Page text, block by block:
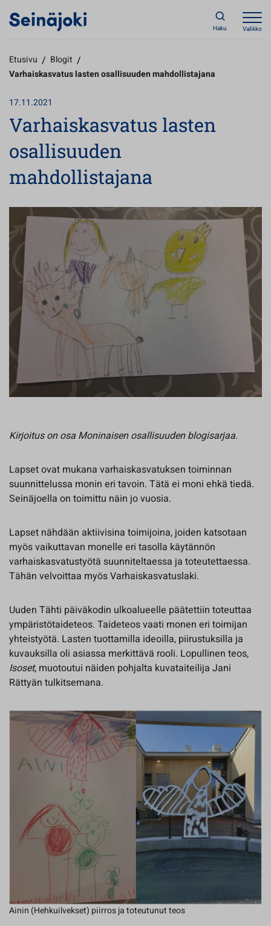
Haku Valikko
Etusivu / Blogit /
Varhaiskasvatus lasten osallisuuden mahdollistajana
17.11.2021
Varhaiskasvatus lasten
osallisuuden
mahdollistajana
Kirjoitus on osa Moninaisen osallisuuden blogisarjaa.
Lapset ovat mukana varhaiskasvatuksen toiminnan
suunnittelussa monin eri tavoin. Tätä ei moni ehkä tiedä.
Seinäjoella on toimittu näin jo vuosia.
Lapset nähdään aktiivisina toimijoina, joiden katsotaan
myös vaikuttavan monelle eri tasolla käytännön
varhaiskasvatustyötä suunniteltaessa ja toteutettaessa.
Tähän velvoittaa myös Varhaiskasvatuslaki.
Uuden Tähti päiväkodin ulkoalueelle päätettiin toteuttaa
ympäristötaideteos. Taideteos vaati monen eri toimijan
yhteistyötä. Lasten tuottamilla ideoilla, piirustuksilla ja
kuvauksilla oli asiassa merkittävä rooli. Lopullinen teos,
Isoset, muotoutui näiden pohjalta kuvataiteilija Jani
Rättyän tulkitsemana.
Ainin (Hehkuilvekset) piirros ja toteutunut teos